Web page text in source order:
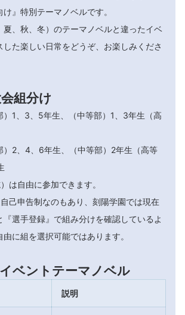
』特別テーマノベルです。
、秋、冬）のテーマノベルと違ったイベ
した楽しい日常をどうぞ、お楽しみくださ
組分け
1、3、5年生、（中等部）1、3年生（高
2、4、6年生、（中等部）2年生（高等
は自由に参加できます。
己申告制なのもあり、刻陽学園では現在
選手登録』で組み分けを確認しているよ
に組を選択可能ではあります。
ベントテーマノベル
説明